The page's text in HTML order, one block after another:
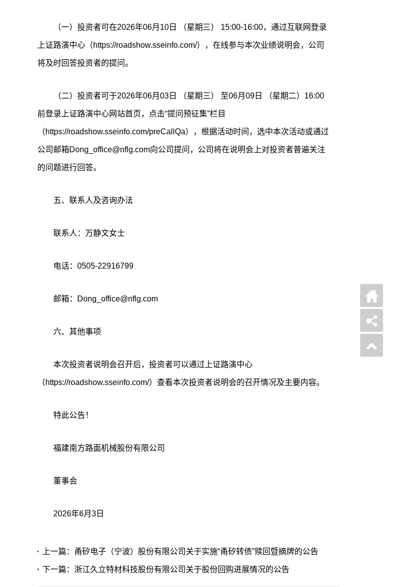
（一）投资者可在2026年06月10日 （星期三） 15:00-16:00，通过互联网登录
上证路演中心（https://roadshow.sseinfo.com/），在线参与本次业绩说明会，公司
将及时回答投资者的提问。
（二）投资者可于2026年06月03日 （星期三） 至06月09日 （星期二）16:00
前登录上证路演中心网站首页，点击“提问预征集”栏目
（https://roadshow.sseinfo.com/preCallQa），根据活动时间，选中本次活动或通过
公司邮箱Dong_office@nflg.com向公司提问，公司将在说明会上对投资者普遍关注
的问题进行回答。
五、联系人及咨询办法
联系人：万静文女士
电话：0505-22916799
邮箱：Dong_office@nflg.com
六、其他事项
本次投资者说明会召开后，投资者可以通过上证路演中心
（https://roadshow.sseinfo.com/）查看本次投资者说明会的召开情况及主要内容。
特此公告！
福建南方路面机械股份有限公司
董事会
2026年6月3日
上一篇：甬矽电子（宁波）股份有限公司关于实施“甬矽转债”赎回暨摘牌的公告
下一篇：浙江久立特材科技股份有限公司关于股份回购进展情况的公告